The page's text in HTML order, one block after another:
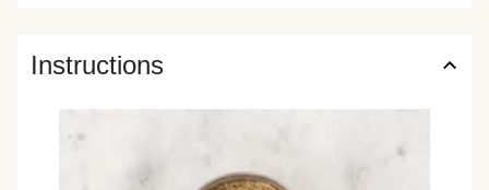
Instructions